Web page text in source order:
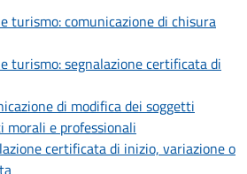
turismo: comunicazione di chisura
turismo: segnalazione certificata di
di modifica dei soggetti
e professionali
certificata di inizio, variazione o